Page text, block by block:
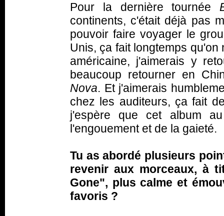
Pour la dernière tournée
continents, c'était déjà pas
pouvoir faire voyager le
Unis, ça fait longtemps
américaine, j'aimerais y
beaucoup retourner en
Nova. Et j'aimerais
chez les auditeurs, ça fait
j'espère que cet album
l'engouement et de la gaieté.
Tu as abordé plusieurs
revenir aux morceaux, à
Gone", plus calme et
favoris ?